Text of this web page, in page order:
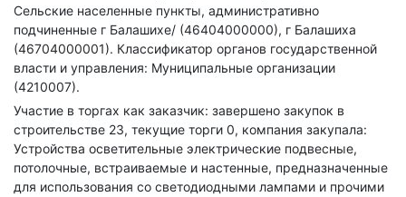
Сельские населенные пункты, административно
подчиненные г Балашихе/ (46404000000), г Балашиха
(46704000001). Классификатор органов государственной
власти и управления: Муниципальные организации
(4210007).
Участие в торгах как заказчик: завершено закупок в
строительстве 23, текущие торги 0, компания закупала:
Устройства осветительные электрические подвесные,
потолочные, встраиваемые и настенные, предназначенные
для использования со светодиодными лампами и прочими